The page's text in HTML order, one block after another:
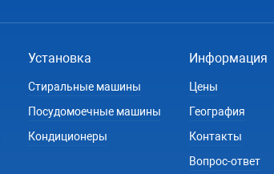
Установка
Стиральные машины
Посудомоечные машины
Кондиционеры
Информация
Цены
География
Контакты
Вопрос-ответ